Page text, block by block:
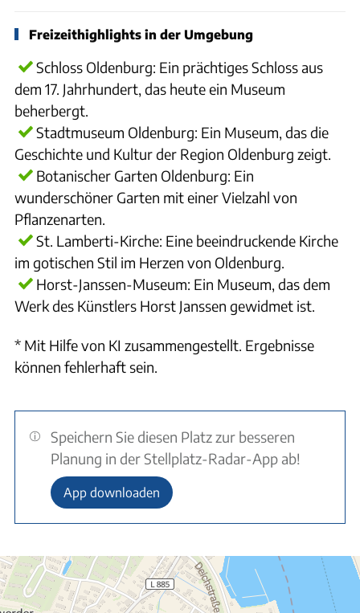
Freizeithighlights in der Umgebung
Schloss Oldenburg: Ein prächtiges Schloss aus
dem 17. Jahrhundert, das heute ein Museum
beherbergt.
Stadtmuseum Oldenburg: Ein Museum, das die
Geschichte und Kultur der Region Oldenburg zeigt.
Botanischer Garten Oldenburg: Ein
wunderschöner Garten mit einer Vielzahl von
Pflanzenarten.
St. Lamberti-Kirche: Eine beeindruckende Kirche
im gotischen Stil im Herzen von Oldenburg.
Horst-Janssen-Museum: Ein Museum, das dem
Werk des Künstlers Horst Janssen gewidmet ist.
* Mit Hilfe von KI zusammengestellt. Ergebnisse
können fehlerhaft sein.
Speichern Sie diesen Platz zur besseren
Planung in der Stellplatz-Radar-App ab!
App downloaden